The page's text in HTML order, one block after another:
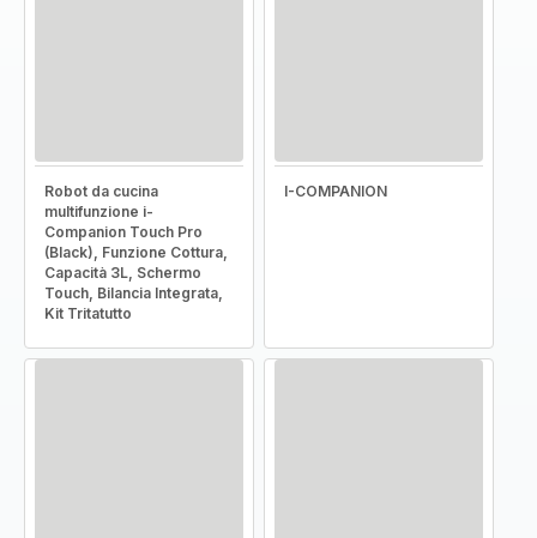
Robot da cucina
multifunzione i-
Companion Touch Pro
(Black), Funzione Cottura,
Capacità 3L, Schermo
Touch, Bilancia Integrata,
Kit Tritatutto
I-COMPANION